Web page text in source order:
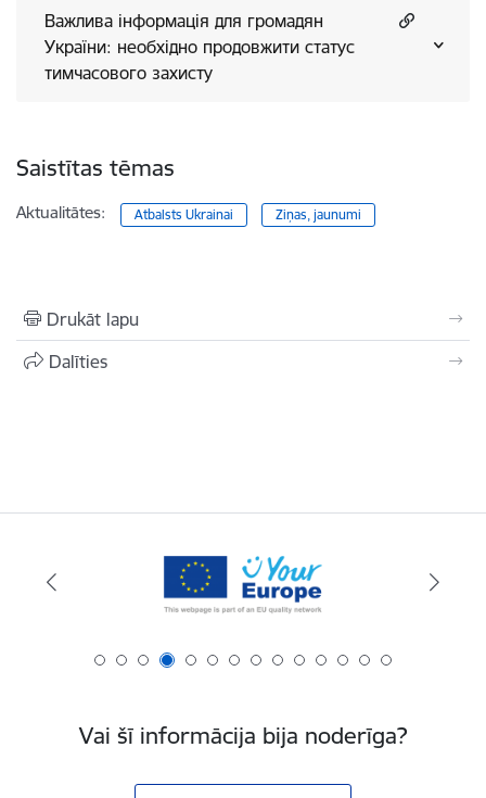
Важлива інформація для громадян
України: необхідно продовжити статус
тимчасового захисту
Saistītas tēmas
Aktualitātes: Atbalsts Ukrainai Ziņas, jaunumi
Drukāt lapu
Dalīties
Vai šī informācija bija noderīga?